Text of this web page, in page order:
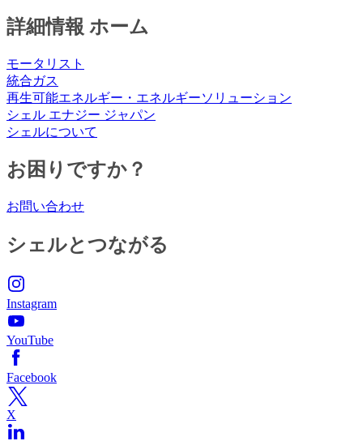
詳細情報 ホーム
モータリスト
統合ガス
再生可能エネルギー・エネルギーソリューション
シェル エナジー ジャパン
シェルについて
お困りですか？
お問い合わせ
シェルとつながる
Instagram
YouTube
Facebook
X